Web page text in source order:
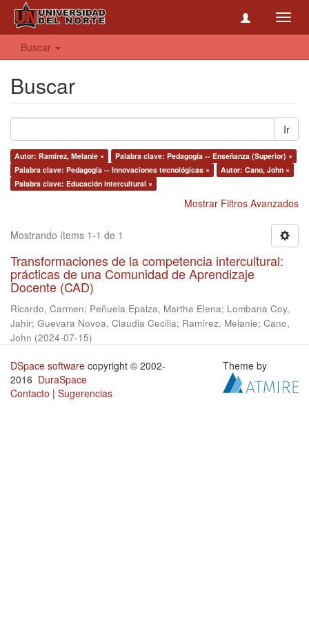
Buscar
Buscar
Ir
Autor: Ramírez, Melanie ×
Palabra clave: Pedagogía -- Enseñanza (Superior) ×
Palabra clave: Pedagogía -- Innovaciones tecnológicas ×
Autor: Cano, John ×
Palabra clave: Educación intercultural ×
Mostrar Filtros Avanzados
Mostrando ítems 1-1 de 1
Transformaciones de la competencia intercultural:
prácticas de una Comunidad de Aprendizaje
Docente (CAD)
Ricardo, Carmen; Peñuela Epalza, Martha Elena; Lombana Coy,
Jahir; Guevara Novoa, Claudia Cecilia; Ramírez, Melanie; Cano,
John (2024-07-15)
DSpace software copyright © 2002-
2016 DuraSpace
Contacto | Sugerencias
Theme by